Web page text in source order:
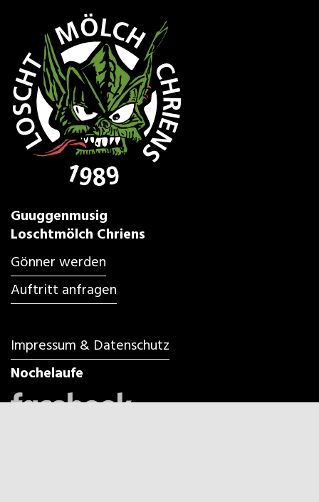
Guuggenmusig
Loschtmölch Chriens
Gönner werden
Auftritt anfragen
Impressum & Datenschutz
Nochelaufe